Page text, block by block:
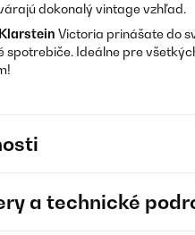
dokonalý vintage vzhľad.
Klarstein Victoria prinášate do
spotrebiče. Ideálne pre
a technické